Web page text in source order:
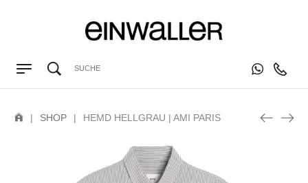
| SHOP | HEMD HELLGRAU | AMI PARIS